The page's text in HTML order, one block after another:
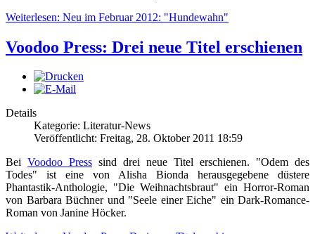
Weiterlesen: Neu im Februar 2012: "Hundewahn"
Voodoo Press: Drei neue Titel erschienen
Details
Kategorie: Literatur-News
Veröffentlicht: Freitag, 28. Oktober 2011 18:59
Bei Voodoo Press sind drei neue Titel erschienen. "Odem des
Todes" ist eine von Alisha Bionda herausgegebene düstere
Phantastik-Anthologie, "Die Weihnachtsbraut" ein Horror-Roman
von Barbara Büchner und "Seele einer Eiche" ein Dark-Romance-
Roman von Janine Höcker.